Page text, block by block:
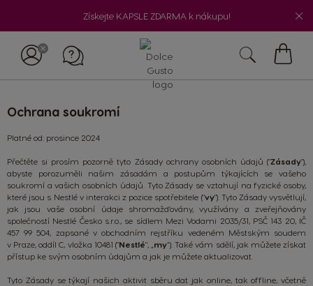
Získejte KAPSLE ZDARMA k nákupu!
Ochrana soukromí
Platné od: prosince 2024
Přečtěte si prosím pozorně tyto Zásady ochrany osobních údajů ("Zásady"),
abyste porozuměli našim zásadám a postupům týkajících se vašeho
soukromí a vašich osobních údajů. Tyto Zásady se vztahují na fyzické osoby,
které jsou s Nestlé v interakci z pozice spotřebitele ("vy"). Tyto Zásady vysvětlují,
jak jsou vaše osobní údaje shromažďovány, využívány a zveřejňovány
společností Nestlé Česko s.r.o., se sídlem Mezi Vodami 2035/31, PSČ 143 20, IČ
457 99 504, zapsané v obchodním rejstříku vedeném Městským soudem
v Praze, oddíl C, vložka 10481 ("Nestlé", „ my“). Také vám sdělí, jak můžete získat
přístup ke svým osobním údajům a jak je můžete aktualizovat.
Tyto Zásady se týkají našich aktivit sběru dat jak online, tak offline, včetně